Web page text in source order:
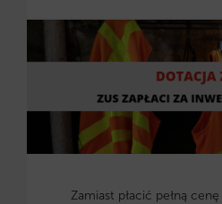
Zamiast płacić pełną cenę